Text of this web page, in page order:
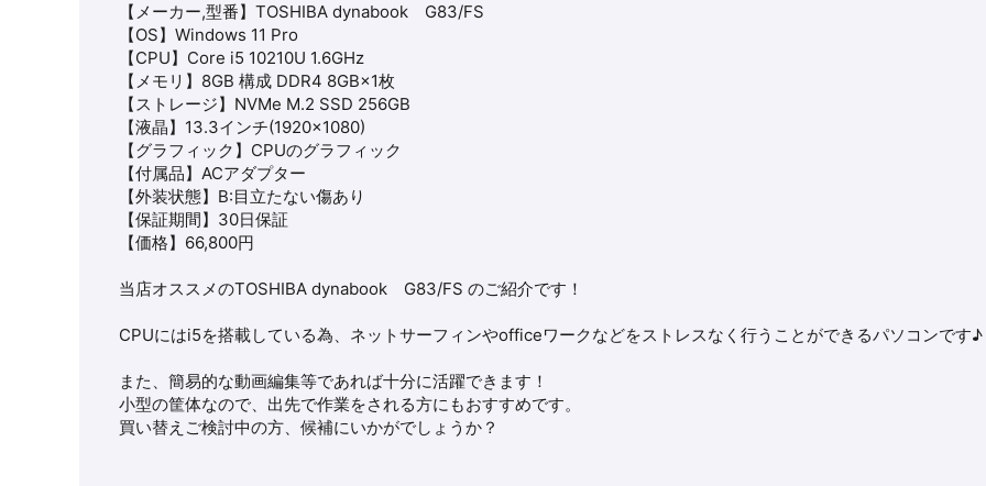
【メーカー,型番】TOSHIBA dynabook G83/FS
【OS】Windows 11 Pro
【CPU】Core i5 10210U 1.6GHz
【メモリ】8GB 構成 DDR4 8GB×1枚
【ストレージ】NVMe M.2 SSD 256GB
【液晶】13.3インチ(1920×1080)
【グラフィック】CPUのグラフィック
【付属品】ACアダプター
【外装状態】B:目立たない傷あり
【保証期間】30日保証
【価格】66,800円
当店オススメのTOSHIBA dynabook G83/FS のご紹介です！
CPUにはi5を搭載している為、ネットサーフィンやofficeワークなどをストレスなく行うことができるパソコンです♪
また、簡易的な動画編集等であれば十分に活躍できます！
小型の筐体なので、出先で作業をされる方にもおすすめです。
買い替えご検討中の方、候補にいかがでしょうか？